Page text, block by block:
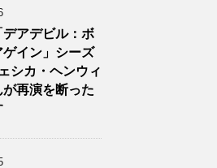
デアデビル：ボ
ゲイン」シーズ
シカ・ヘンウィ
が再演を断った